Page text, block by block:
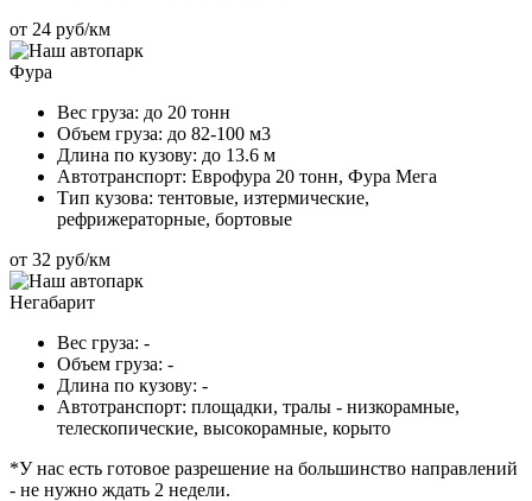
от 24 руб/км
Фура
Вес груза: до 20 тонн
Объем груза: до 82-100 м3
Длина по кузову: до 13.6 м
Автотранспорт: Еврофура 20 тонн, Фура Мега
Тип кузова: тентовые, изтермические,
рефрижераторные, бортовые
от 32 руб/км
Негабарит
Вес груза: -
Объем груза: -
Длина по кузову: -
Автотранспорт: площадки, тралы - низкорамные,
телескопические, высокорамные, корыто
*У нас есть готовое разрешение на большинство направлений
- не нужно ждать 2 недели.